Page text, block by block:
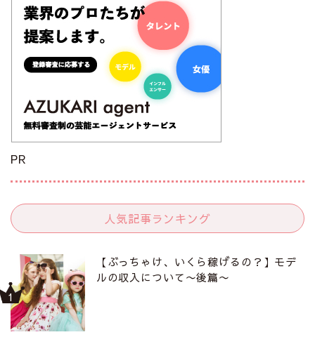
PR
人気記事ランキング
【ぶっちゃけ、いくら稼げるの？】モデ
ルの収入について〜後篇〜